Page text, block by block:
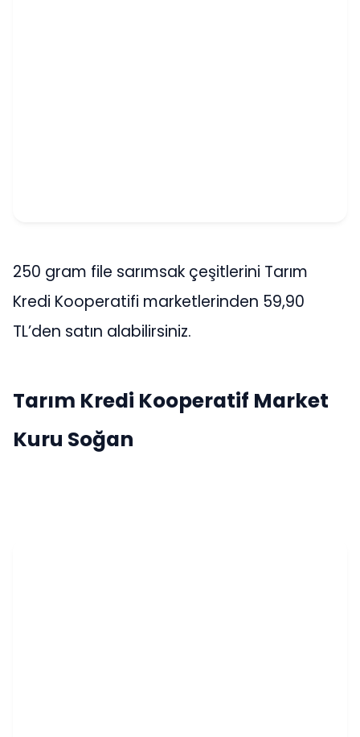
250 gram file sarımsak çeşitlerini Tarım
Kredi Kooperatifi marketlerinden 59,90
TL’den satın alabilirsiniz.
Tarım Kredi Kooperatif Market
Kuru Soğan